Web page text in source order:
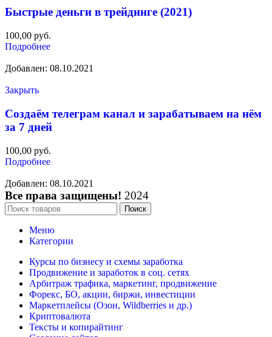
Быстрые деньги в трейдинге (2021)
100,00 руб.
Подробнее
Добавлен: 08.10.2021
Закрыть
Создаём телеграм канал и зарабатываем на нём
за 7 дней
100,00 руб.
Подробнее
Добавлен: 08.10.2021
Все права защищены! 2024
Поиск
Меню
Категории
Курсы по бизнесу и схемы заработка
Продвижение и заработок в соц. сетях
Арбитраж трафика, маркетинг, продвижение
Форекс, БО, акции, биржи, инвестиции
Маркетплейсы (Озон, Wildberries и др.)
Криптовалюта
Тексты и копирайтинг